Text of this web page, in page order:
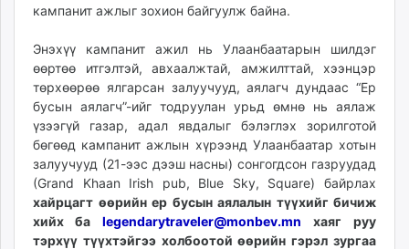
shuud.mn
ergelt.mn
zarig.mn
today.mn
zuv.mn
mminfo.mn
ugluu.mn
urlag.mn
unen.mn
asu.mn
кампанит ажлыг зохион байгуулж байна.
Энэхүү кампанит ажил нь Улаанбаатарын шилдэг
өөртөө итгэлтэй, авхаалжтай, амжилттай, хээнцэр
төрхөөрөө ялгарсан залуучууд, аялагч дундаас “Ер
бусын аялагч”-ийг тодруулан урьд өмнө нь аялаж
үзээгүй газар, адал явдалыг бэлэглэх зорилготой
бөгөөд кампанит ажлын хүрээнд Улаанбаатар хотын
залуучууд (21-ээс дээш насны) сонгогдсон газруудад
(Grand Khaаn Irish pub, Blue Sky, Square) байрлах
хайрцагт өөрийн ер бусын аялалын түүхийг бичиж
хийх ба
legendarytraveler@monbev.mn
хаяг руу
тэрхүү түүхтэйгээ холбоотой өөрийн гэрэл зургаа